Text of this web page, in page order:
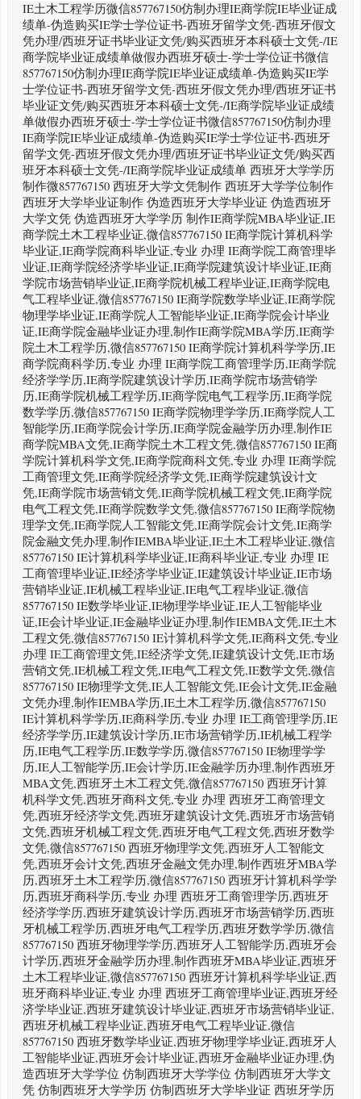
IE土木工程学历微信857767150仿制办理IE商学院IE毕业证成
绩单-伪造购买IE学士学位证书-西班牙留学文凭-西班牙假文
凭办理/西班牙证书毕业证文凭/购买西班牙本科硕士文凭-/IE
商学院毕业证成绩单做假办西班牙硕士-学士学位证书微信
857767150仿制办理IE商学院IE毕业证成绩单-伪造购买IE学
士学位证书-西班牙留学文凭-西班牙假文凭办理/西班牙证书
毕业证文凭/购买西班牙本科硕士文凭-/IE商学院毕业证成绩
单做假办西班牙硕士-学士学位证书微信857767150仿制办理
IE商学院IE毕业证成绩单-伪造购买IE学士学位证书-西班牙
留学文凭-西班牙假文凭办理/西班牙证书毕业证文凭/购买西
班牙本科硕士文凭-/IE商学院毕业证成绩单 西班牙大学学历
制作微857767150 西班牙大学文凭制作 西班牙大学学位制作
西班牙大学毕业证制作 伪造西班牙大学毕业证 伪造西班牙
大学文凭 伪造西班牙大学学历 制作IE商学院MBA毕业证,IE
商学院土木工程毕业证,微信857767150 IE商学院计算机科学
毕业证,IE商学院商科毕业证,专业 办理 IE商学院工商管理毕
业证,IE商学院经济学毕业证,IE商学院建筑设计毕业证,IE商
学院市场营销毕业证,IE商学院机械工程毕业证,IE商学院电
气工程毕业证,微信857767150 IE商学院数学毕业证,IE商学院
物理学毕业证,IE商学院人工智能毕业证,IE商学院会计毕业
证,IE商学院金融毕业证办理,制作IE商学院MBA学历,IE商学
院土木工程学历,微信857767150 IE商学院计算机科学学历,IE
商学院商科学历,专业 办理 IE商学院工商管理学历,IE商学院
经济学学历,IE商学院建筑设计学历,IE商学院市场营销学
历,IE商学院机械工程学历,IE商学院电气工程学历,IE商学院
数学学历,微信857767150 IE商学院物理学学历,IE商学院人工
智能学历,IE商学院会计学历,IE商学院金融学历办理,制作IE
商学院MBA文凭,IE商学院土木工程文凭,微信857767150 IE商
学院计算机科学文凭,IE商学院商科文凭,专业 办理 IE商学院
工商管理文凭,IE商学院经济学文凭,IE商学院建筑设计文
凭,IE商学院市场营销文凭,IE商学院机械工程文凭,IE商学院
电气工程文凭,IE商学院数学文凭,微信857767150 IE商学院物
理学文凭,IE商学院人工智能文凭,IE商学院会计文凭,IE商学
院金融文凭办理,制作IEMBA毕业证,IE土木工程毕业证,微信
857767150 IE计算机科学毕业证,IE商科毕业证,专业 办理 IE
工商管理毕业证,IE经济学毕业证,IE建筑设计毕业证,IE市场
营销毕业证,IE机械工程毕业证,IE电气工程毕业证,微信
857767150 IE数学毕业证,IE物理学毕业证,IE人工智能毕业
证,IE会计毕业证,IE金融毕业证办理,制作IEMBA文凭,IE土木
工程文凭,微信857767150 IE计算机科学文凭,IE商科文凭,专业
办理 IE工商管理文凭,IE经济学文凭,IE建筑设计文凭,IE市场
营销文凭,IE机械工程文凭,IE电气工程文凭,IE数学文凭,微信
857767150 IE物理学文凭,IE人工智能文凭,IE会计文凭,IE金融
文凭办理,制作IEMBA学历,IE土木工程学历,微信857767150
IE计算机科学学历,IE商科学历,专业 办理 IE工商管理学历,IE
经济学学历,IE建筑设计学历,IE市场营销学历,IE机械工程学
历,IE电气工程学历,IE数学学历,微信857767150 IE物理学学
历,IE人工智能学历,IE会计学历,IE金融学历办理,制作西班牙
MBA文凭,西班牙土木工程文凭,微信857767150 西班牙计算
机科学文凭,西班牙商科文凭,专业 办理 西班牙工商管理文
凭,西班牙经济学文凭,西班牙建筑设计文凭,西班牙市场营销
文凭,西班牙机械工程文凭,西班牙电气工程文凭,西班牙数学
文凭,微信857767150 西班牙物理学文凭,西班牙人工智能文
凭,西班牙会计文凭,西班牙金融文凭办理,制作西班牙MBA学
历,西班牙土木工程学历,微信857767150 西班牙计算机科学学
历,西班牙商科学历,专业 办理 西班牙工商管理学历,西班牙
经济学学历,西班牙建筑设计学历,西班牙市场营销学历,西班
牙机械工程学历,西班牙电气工程学历,西班牙数学学历,微信
857767150 西班牙物理学学历,西班牙人工智能学历,西班牙会
计学历,西班牙金融学历办理,制作西班牙MBA毕业证,西班牙
土木工程毕业证,微信857767150 西班牙计算机科学毕业证,西
班牙商科毕业证,专业 办理 西班牙工商管理毕业证,西班牙经
济学毕业证,西班牙建筑设计毕业证,西班牙市场营销毕业证,
西班牙机械工程毕业证,西班牙电气工程毕业证,微信
857767150 西班牙数学毕业证,西班牙物理学毕业证,西班牙人
工智能毕业证,西班牙会计毕业证,西班牙金融毕业证办理,伪
造西班牙大学学位 仿制西班牙大学学位 仿制西班牙大学文
凭 仿制西班牙大学学历 仿制西班牙大学毕业证 西班牙学历